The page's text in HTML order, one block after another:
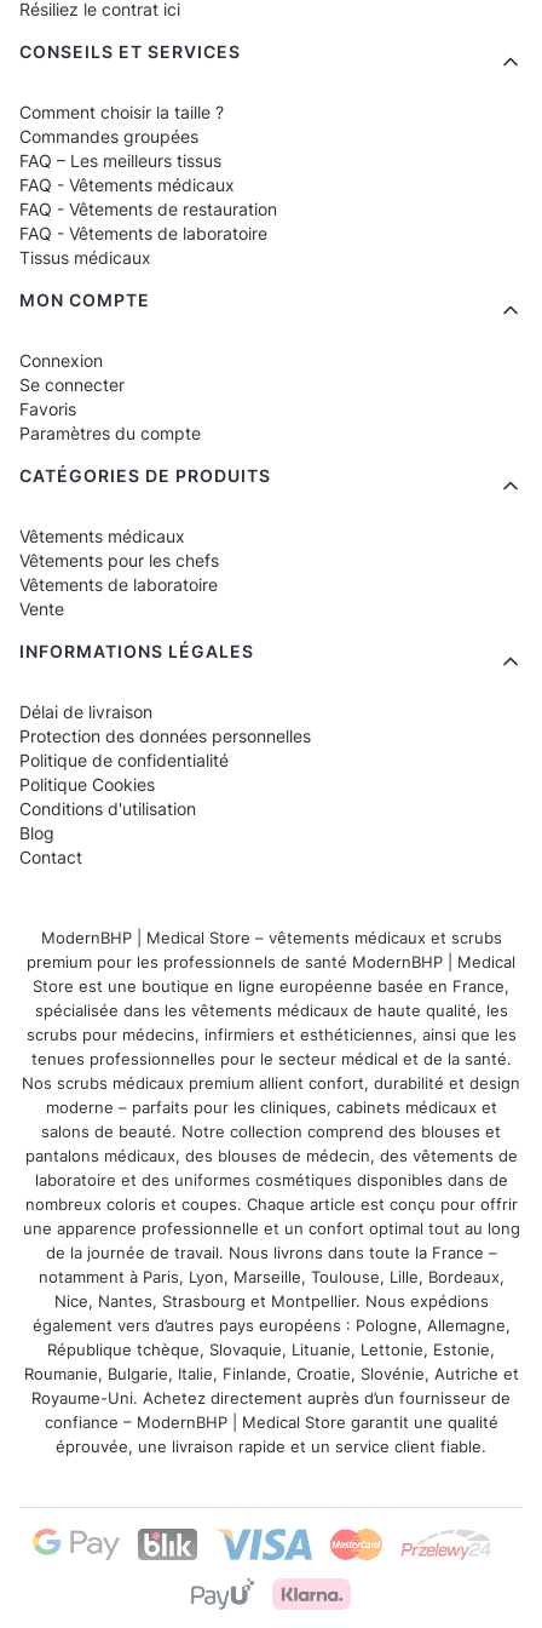
✔ Tabliers et serviettes avec logo
Les tabliers de cuisine avec impression sont
un moyen idéal pour distinguer rapidement le
personnel et souligner le caractère de la
marque. L'impression est durable, résistante
aux lavages fréquents et facile à entretenir.
Le bonnet de chef avec logo est parfait pour
les food trucks, buffets et restaurants avec
influence considérablement l'identité visuelle.
Personnalisation complète
pour la gastronomie
chefs et chefs cuisiniers,
pâtissiers et boulangers,
food trucks et bars,
FAQ – Questions
fréquemment posées sur
l'impression sur les
vêtements de cuisine
Quels éléments des vêtements de
cuisine peuvent être personnalisés ?
Nous réalisons des impressions sur :vestes
de chef, tabliers, serviettes, bonnets et t-
shirts de cuisine.
Quelle technique d'impression
utilisez-vous ?
Nous utilisons principalementl'impression
grande durabilité et une très bonne
reproduction des couleurs.
Résiliez le contrat ici
CONSEILS ET SERVICES
Comment choisir la taille ?
Commandes groupées
FAQ – Les meilleurs tissus
FAQ - Vêtements médicaux
FAQ - Vêtements de restauration
FAQ - Vêtements de laboratoire
Tissus médicaux
MON COMPTE
Connexion
Se connecter
Favoris
Paramètres du compte
CATÉGORIES DE PRODUITS
Vêtements médicaux
Vêtements pour les chefs
Vêtements de laboratoire
Vente
INFORMATIONS LÉGALES
Délai de livraison
Protection des données personnelles
Politique de confidentialité
Politique Cookies
Conditions d'utilisation
Blog
Contact
ModernBHP | Medical Store – vêtements médicaux et scrubs
premium pour les professionnels de santé ModernBHP | Medical
Store est une boutique en ligne européenne basée en France,
spécialisée dans les vêtements médicaux de haute qualité, les
scrubs pour médecins, infirmiers et esthéticiennes, ainsi que les
tenues professionnelles pour le secteur médical et de la santé.
Nos scrubs médicaux premium allient confort, durabilité et design
moderne – parfaits pour les cliniques, cabinets médicaux et
salons de beauté. Notre collection comprend des blouses et
pantalons médicaux, des blouses de médecin, des vêtements de
laboratoire et des uniformes cosmétiques disponibles dans de
nombreux coloris et coupes. Chaque article est conçu pour offrir
une apparence professionnelle et un confort optimal tout au long
de la journée de travail. Nous livrons dans toute la France –
notamment à Paris, Lyon, Marseille, Toulouse, Lille, Bordeaux,
Nice, Nantes, Strasbourg et Montpellier. Nous expédions
également vers d’autres pays européens : Pologne, Allemagne,
République tchèque, Slovaquie, Lituanie, Lettonie, Estonie,
Roumanie, Bulgarie, Italie, Finlande, Croatie, Slovénie, Autriche et
Royaume-Uni. Achetez directement auprès d’un fournisseur de
confiance – ModernBHP | Medical Store garantit une qualité
éprouvée, une livraison rapide et un service client fiable.